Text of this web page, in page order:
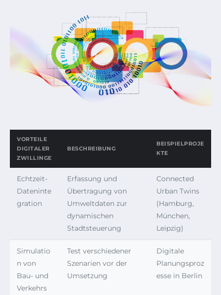
VORTEILE
DIGITALER
ZWILLINGE
BESCHREIBUNG
BEISPIELPROJE
KTE
Echtzeit-
Dateninte
gration
Erfassung und
Übertragung von
Umweltdaten zur
dynamischen
Stadtsteuerung
Connected
Urban Twins
(Hamburg,
München,
Leipzig)
Simulatio
n von
Bau- und
Verkehrs
Test verschiedener
Szenarien vor der
Umsetzung
Digitale
Planungsproz
esse in Berlin